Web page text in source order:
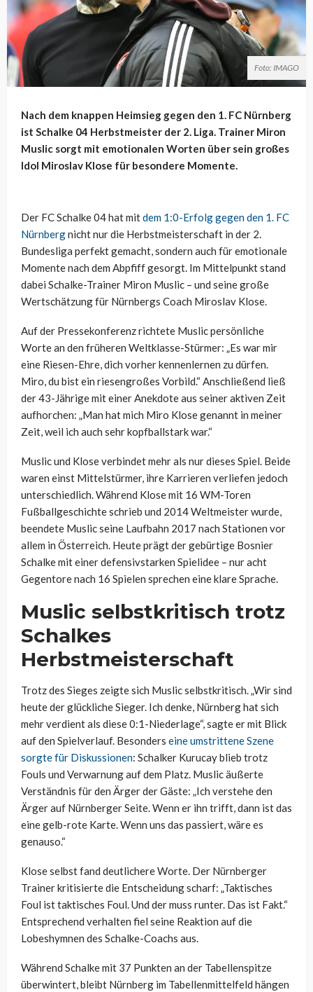
Foto: IMAGO
Nach dem knappen Heimsieg gegen den 1. FC Nürnberg
ist Schalke 04 Herbstmeister der 2. Liga. Trainer Miron
Muslic sorgt mit emotionalen Worten über sein großes
Idol Miroslav Klose für besondere Momente.
Der FC Schalke 04 hat mitdem 1:0-Erfolg gegen den 1. FC
Nürnbergnicht nur die Herbstmeisterschaft in der 2.
Bundesliga perfekt gemacht, sondern auch für emotionale
Momente nach dem Abpfiff gesorgt. Im Mittelpunkt stand
dabei Schalke-Trainer Miron Muslic – und seine große
Wertschätzung für Nürnbergs Coach Miroslav Klose.
Auf der Pressekonferenz richtete Muslic persönliche
Worte an den früheren Weltklasse-Stürmer: „Es war mir
eine Riesen-Ehre, dich vorher kennenlernen zu dürfen.
Miro, du bist ein riesengroßes Vorbild.“ Anschließend ließ
der 43-Jährige mit einer Anekdote aus seiner aktiven Zeit
aufhorchen: „Man hat mich Miro Klose genannt in meiner
Zeit, weil ich auch sehr kopfballstark war.“
Muslic und Klose verbindet mehr als nur dieses Spiel. Beide
waren einst Mittelstürmer, ihre Karrieren verliefen jedoch
unterschiedlich. Während Klose mit 16 WM-Toren
Fußballgeschichte schrieb und 2014 Weltmeister wurde,
beendete Muslic seine Laufbahn 2017 nach Stationen vor
allem in Österreich. Heute prägt der gebürtige Bosnier
Schalke mit einer defensivstarken Spielidee – nur acht
Gegentore nach 16 Spielen sprechen eine klare Sprache.
Muslic selbstkritisch trotz
Schalkes
Herbstmeisterschaft
Trotz des Sieges zeigte sich Muslic selbstkritisch. „Wir sind
heute der glückliche Sieger. Ich denke, Nürnberg hat sich
mehr verdient als diese 0:1-Niederlage“, sagte er mit Blick
auf den Spielverlauf. Besonders eine umstrittene Szene
sorgte für Diskussionen: Schalker Kurucay blieb trotz
Fouls und Verwarnung auf dem Platz. Muslic äußerte
Verständnis für den Ärger der Gäste: „Ich verstehe den
Ärger auf Nürnberger Seite. Wenn er ihn trifft, dann ist das
eine gelb-rote Karte. Wenn uns das passiert, wäre es
genauso.“
Klose selbst fand deutlichere Worte. Der Nürnberger
Trainer kritisierte die Entscheidung scharf: „Taktisches
Foul ist taktisches Foul. Und der muss runter. Das ist Fakt.“
Entsprechend verhalten fiel seine Reaktion auf die
Lobeshymnen des Schalke-Coachs aus.
Während Schalke mit 37 Punkten an der Tabellenspitze
überwintert, bleibt Nürnberg im Tabellenmittelfeld hängen